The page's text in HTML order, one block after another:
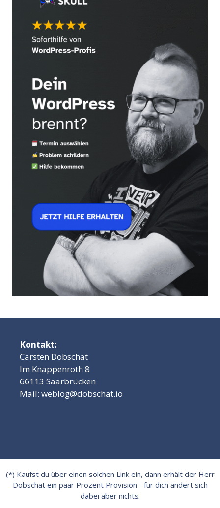
Kontakt:
Carsten Dobschat
Im Knappenroth 8
66113 Saarbrücken
Mail: weblog@dobschat.io
(*) Kaufst du über einen solchen Link ein, dann erhält der Herr
Dobschat ein paar Prozent Provision - für dich ändert sich
dabei aber nichts.